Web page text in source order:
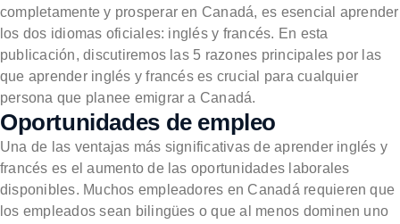
completamente y prosperar en Canadá, es esencial aprender
los dos idiomas oficiales: inglés y francés. En esta
publicación, discutiremos las 5 razones principales por las
que aprender inglés y francés es crucial para cualquier
persona que planee emigrar a Canadá.
Oportunidades de empleo
Una de las ventajas más significativas de aprender inglés y
francés es el aumento de las oportunidades laborales
disponibles. Muchos empleadores en Canadá requieren que
los empleados sean bilingües o que al menos dominen uno